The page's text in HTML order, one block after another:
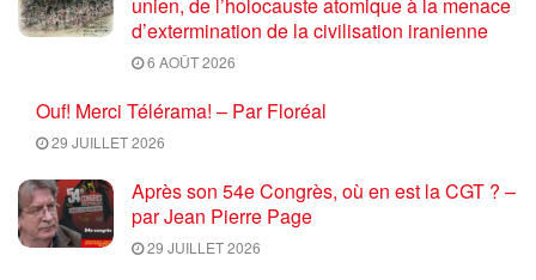
d’extermination de la civilisation iranienne
6 AOÛT 2026
Ouf! Merci Télérama! – Par Floréal
29 JUILLET 2026
Après son 54e Congrès, où en est la CGT ? –
par Jean Pierre Page
29 JUILLET 2026